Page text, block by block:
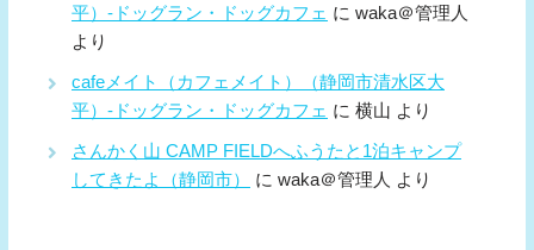
平）-ドッグラン・ドッグカフェ に waka＠管理人
より
cafeメイト（カフェメイト）（静岡市清水区大
平）-ドッグラン・ドッグカフェ に 横山 より
さんかく山 CAMP FIELDへふうたと1泊キャンプ
してきたよ（静岡市）
に waka＠管理人 より